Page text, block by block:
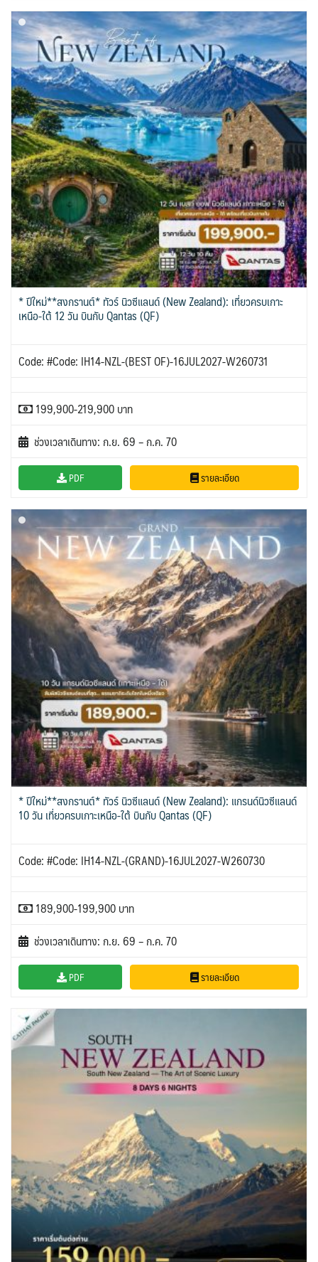
จอร์แดน - อียิปต์ 4
TUR ตุรเคีย 13 UKR ยูเครน 0
UK อังกฤษ+สหราชอาณาจักร
8
เบลเยี่ยม เนเธอร์แลนด์ ลักเซม
ร์ก (BENELUX) 1
บัลแกเรีย โรมาเนีย 2
จอร์เจีย อาร์เมเนีย 1
อิตาลี สวิส ฝรั่งเศส 3 สเปน โปรตุเกส 2
* ปีใหม่**สงกรานต์* ทัวร์ นิวซีแลนด์ (New Zealand): เที่ยวครบเกาะ
เหนือ-ใต้ 12 วัน บินกับ Qantas (QF)
Code: #Code: IH14-NZL-(BEST OF)-16JUL2027-W260731
199,900-219,900 บาท
ช่วงเวลาเดินทาง: ก.ย. 69 – ก.ค. 70
PDF รายละเอียด
* ปีใหม่**สงกรานต์* ทัวร์ นิวซีแลนด์ (New Zealand): แกรนด์นิวซีแลนด์
10 วัน เที่ยวครบเกาะเหนือ-ใต้ บินกับ Qantas (QF)
Code: #Code: IH14-NZL-(GRAND)-16JUL2027-W260730
189,900-199,900 บาท
ช่วงเวลาเดินทาง: ก.ย. 69 – ก.ค. 70
PDF รายละเอียด